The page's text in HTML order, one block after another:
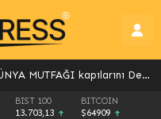
LUUBA RESTAURANT DÜNYA MUTFAĞI kapılarını Denizli’de açıyor!
BIST 100
13.703,13
BITCOIN
$64909